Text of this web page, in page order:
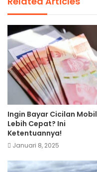
Ingin Bayar Cicilan Mobil
Lebih Cepat? Ini
Ketentuannya!
Januari 8, 2025